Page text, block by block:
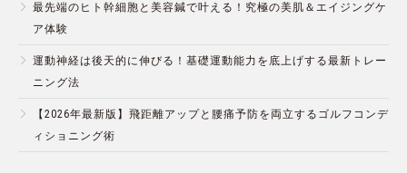
最先端のヒト幹細胞と美容鍼で叶える！究極の美肌＆エイジングケ
ア体験
運動神経は後天的に伸びる！基礎運動能力を底上げする最新トレー
ニング法
【2026年最新版】飛距離アップと腰痛予防を両立するゴルフコンデ
ィショニング術